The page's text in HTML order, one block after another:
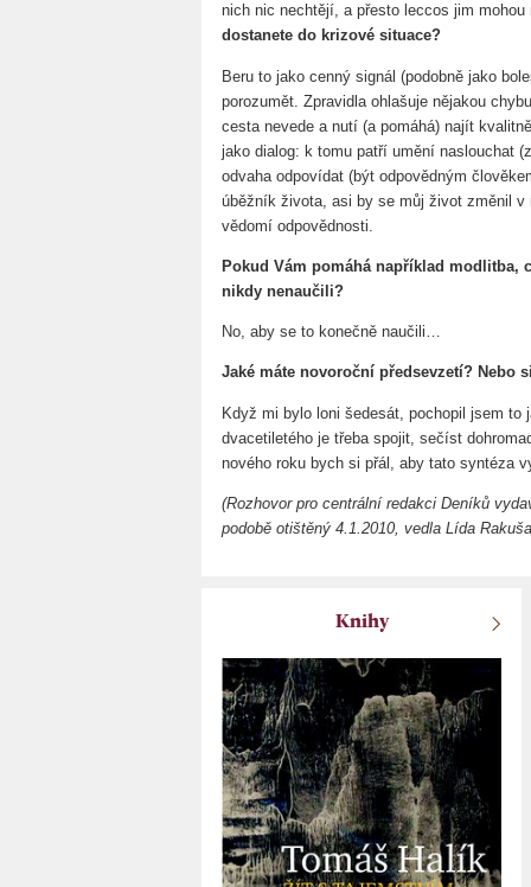
nich nic nechtějí, a přesto leccos jim
dostanete do krizové situace?
Beru to jako cenný signál (podobně jako
porozumět. Zpravidla ohlašuje nějakou
cesta nevede a nutí (a pomáhá) najít
jako dialog: k tomu patří umění naslouchat
odvaha odpovídat (být odpovědným
úběžník života, asi by se můj život změnil v
vědomí odpovědnosti.
Pokud Vám pomáhá například
nikdy nenaučili?
No, aby se to konečně naučili…
Jaké máte novoroční předsevzetí? Nebo
Když mi bylo loni šedesát, pochopil jsem
dvacetiletého je třeba spojit, sečíst
nového roku bych si přál, aby tato syntéza
(Rozhovor pro centrální redakci Deníků
podobě otištěný 4.1.2010, vedla Lída
Knihy